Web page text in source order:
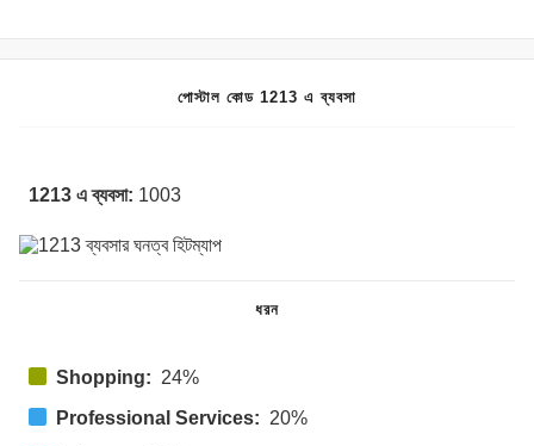
পোস্টাল কোড 1213 এ ব্যবসা
1213 এ ব্যবসা: 1003
ধরন
Shopping: 24%
Professional Services: 20%